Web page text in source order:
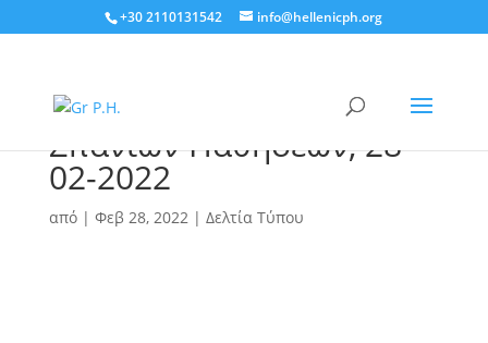
+30 2110131542 info@hellenicph.org
Παγκόσμιας Μέρας
Σπάνιων Παθήσεων, 28-
02-2022
από | Φεβ 28, 2022| Δελτία Τύπου